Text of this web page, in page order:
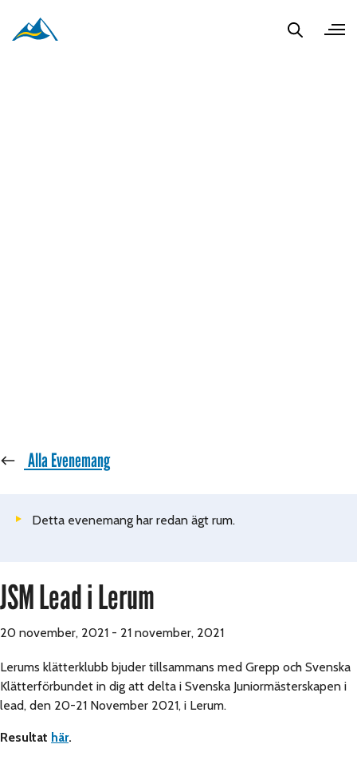
« Alla Evenemang
Detta evenemang har redan ägt rum.
JSM Lead i Lerum
20 november, 2021 - 21 november, 2021
Lerums klätterklubb bjuder tillsammans med Grepp och Svenska
Klätterförbundet in dig att delta i Svenska Juniormästerskapen i
lead, den 20-21 November 2021, i Lerum.
Resultat här.